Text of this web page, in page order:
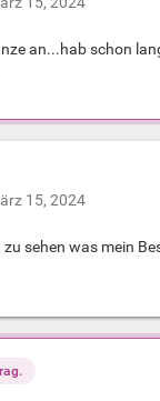
an...hab schon
15, 2024
sehen was mein